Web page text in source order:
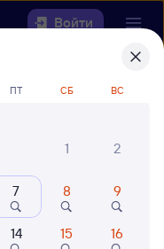
Войти
найтиж/д
42 млн путешествуют с
ПТ СБ ВС
1
2
7 8 9
14 15 16